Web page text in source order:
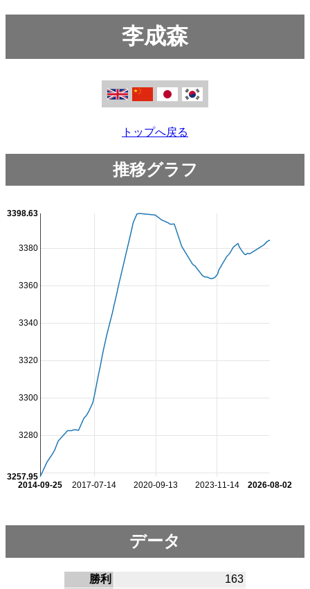
李成森
トップへ戻る
推移グラフ
2017-07-14 2020-09-13 2023-11-14
2014-09-25 2026-08-02
3280
3300
3320
3340
3360
3380
3257.95
3398.63
データ
勝利
163